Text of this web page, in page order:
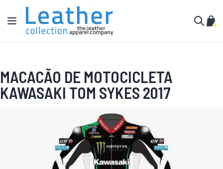
Pular para o conteúdo
Alternar Nav
MACACÃO DE MOTOCICLETA
KAWASAKI TOM SYKES 2017